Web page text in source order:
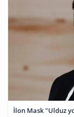
İlon Mask "Ulduz